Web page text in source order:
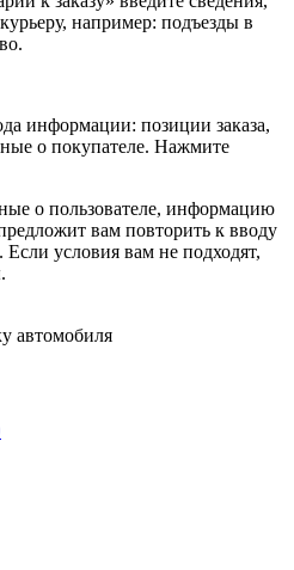
например: подъезды в
информации: позиции заказа,
о покупателе. Нажмите
о пользователе, информацию
вам повторить к вводу
условия вам не подходят,
автомобиля